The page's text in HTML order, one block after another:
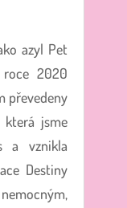
azyl Pet
roce 2020
převedeny
která jsme
a vznikla
Destiny